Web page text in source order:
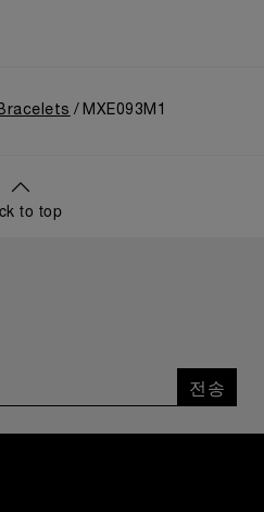
MXE093M1
to top
전송